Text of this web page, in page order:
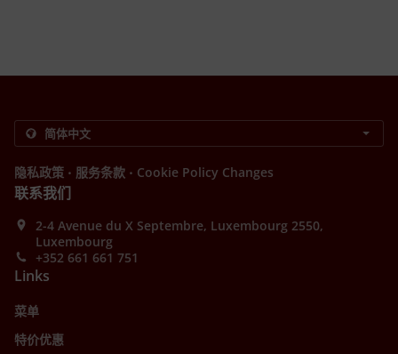
隐私政策 . 服务条款 . Cookie Policy Changes
联系我们
2-4 Avenue du X Septembre, Luxembourg 2550,
Luxembourg
+352 661 661 751
Links
菜单
特价优惠